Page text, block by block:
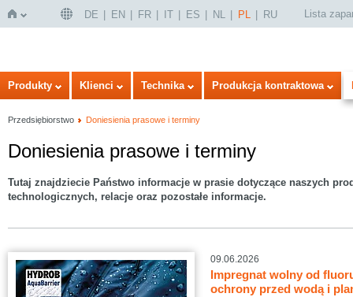
Strona
DE EN FR IT ES NL PL RU Lista
Produkty Klienci Technika Produkcja kontraktowa
Przedsiębiorstwo Doniesienia prasowe i terminy
Doniesienia prasowe i terminy
Tutaj znajdziecie Państwo informacje w prasie dotyczące naszych
technologicznych, relacje oraz pozostałe informacje.
09.06.2026
Impregnat wolny od
ochrony przed wodą i